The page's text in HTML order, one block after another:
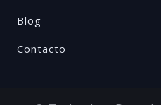
Blog
Contacto